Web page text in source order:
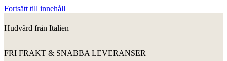
Fortsätt till innehåll
Hudvård från Italien
FRI FRAKT & SNABBA LEVERANSER